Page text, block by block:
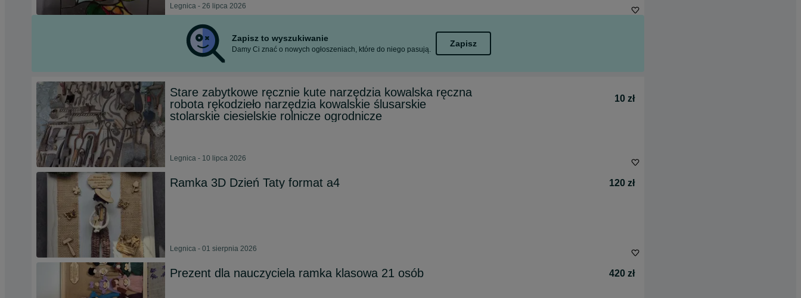
Legnica - 26 lipca 2026
Zapisz to wyszukiwanie
Damy Ci znać o nowych ogłoszeniach, które do niego pasują.
Zapisz
Stare zabytkowe ręcznie kute narzędzia kowalska ręczna
robota rękodzieło narzędzia kowalskie ślusarskie
stolarskie ciesielskie rolnicze ogrodnicze
10 zł
Legnica - 10 lipca 2026
Ramka 3D Dzień Taty format a4 120 zł
Legnica - 01 sierpnia 2026
Prezent dla nauczyciela ramka klasowa 21 osób 420 zł